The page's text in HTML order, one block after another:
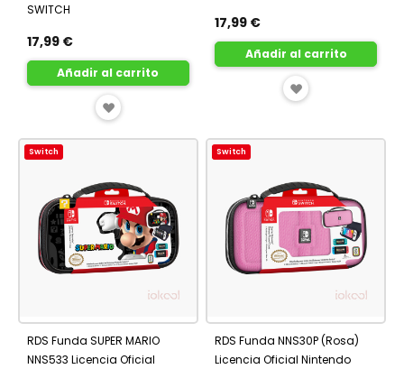
SWITCH
17,99 €
Añadir al carrito
17,99 €
Añadir al carrito
FAVORITOS
Switch
RDS Funda SUPER MARIO
NNS533 Licencia Oficial
Switch
RDS Funda NNS30P (Rosa)
Licencia Oficial Nintendo